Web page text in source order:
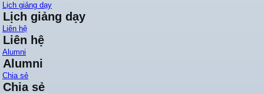
Lịch giảng dạy
Lịch giảng dạy
Liên hệ
Liên hệ
Alumni
Alumni
Chia sẻ
Chia sẻ